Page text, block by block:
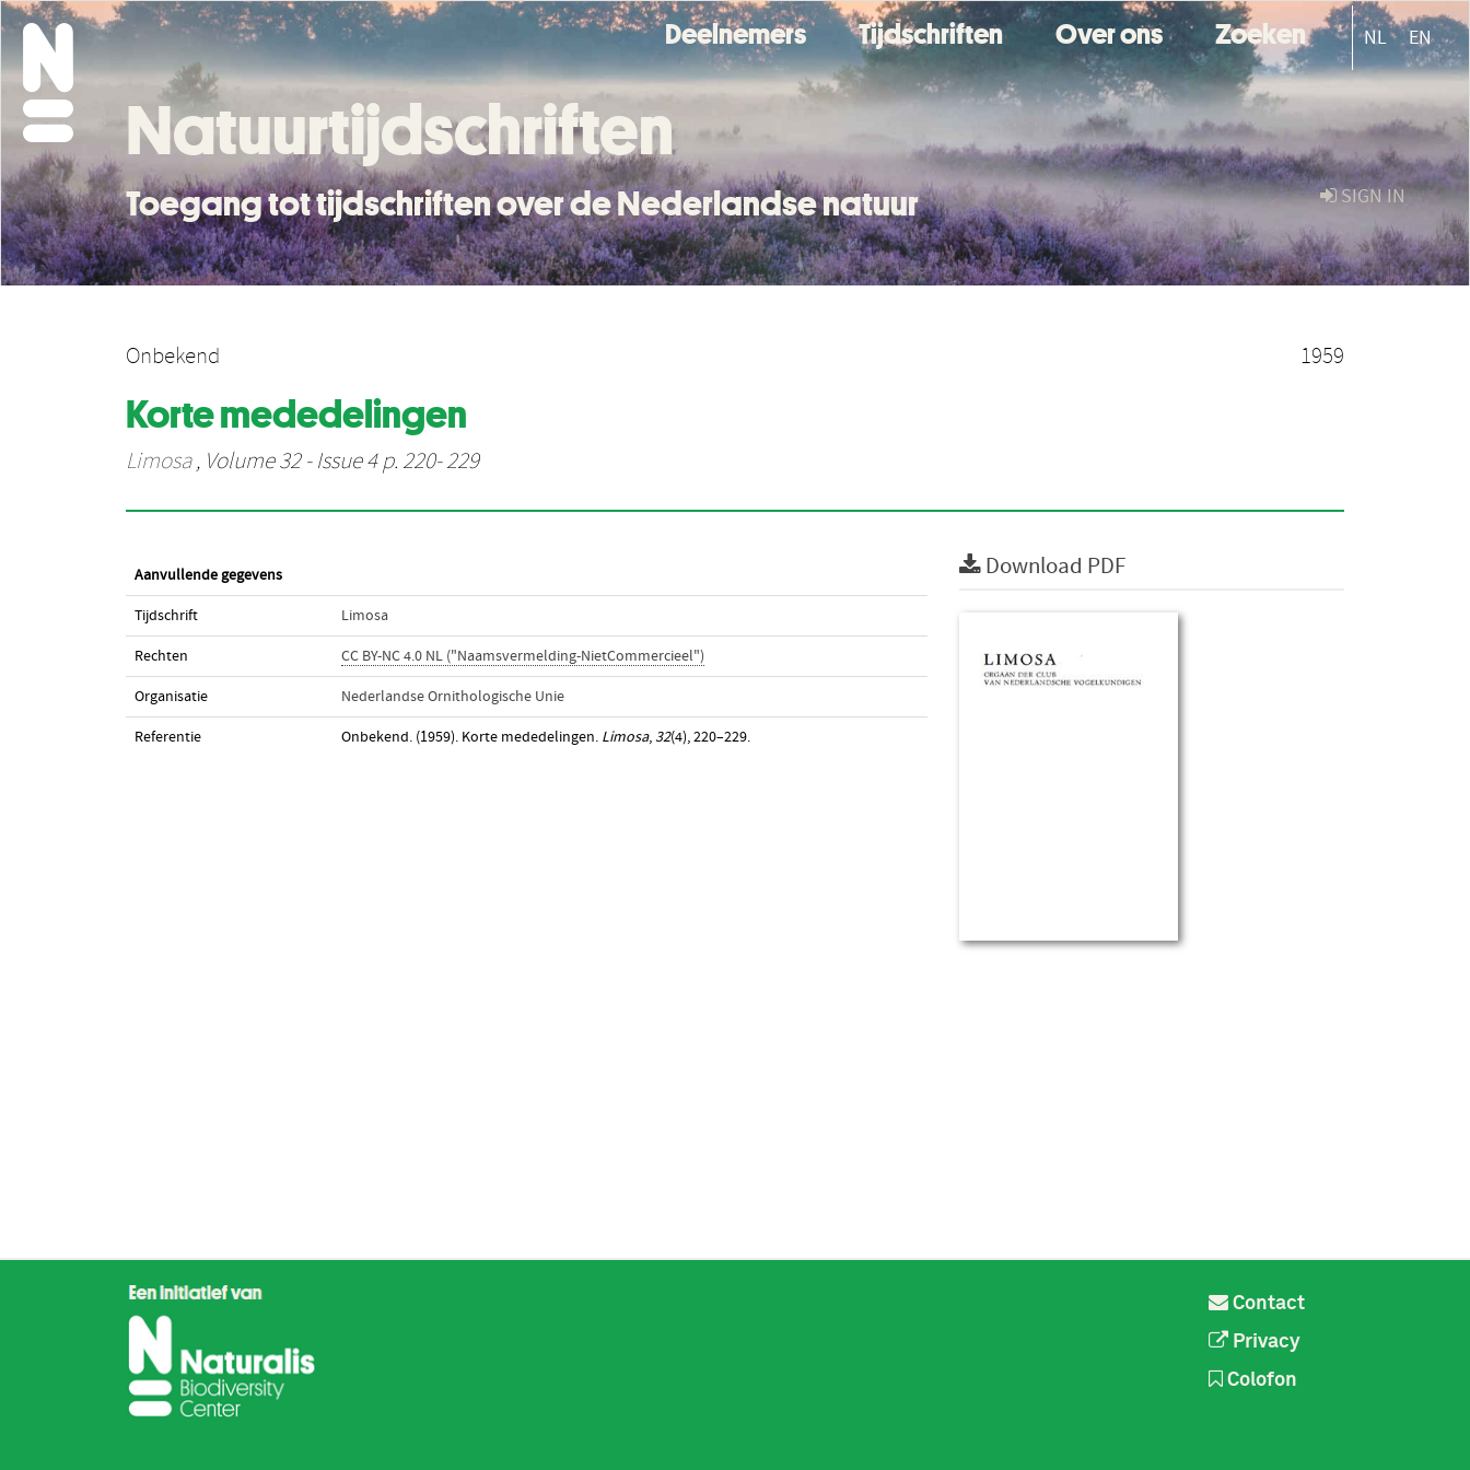
Deelnemers Tijdschriften Over ons Zoeken NL EN
SIGN IN
Natuurtijdschriften
Toegang tot tijdschriften over de Nederlandse natuur
Onbekend 1959
Korte mededelingen
Limosa, Volume 32 - Issue 4 p. 220- 229
Aanvullende gegevens
Tijdschrift Limosa
Rechten CC BY-NC 4.0 NL ("Naamsvermelding-NietCommercieel")
Organisatie Nederlandse Ornithologische Unie
Referentie Onbekend. (1959). Korte mededelingen. Limosa, 32(4), 220–229.
Download PDF
Contact
Privacy
Colofon